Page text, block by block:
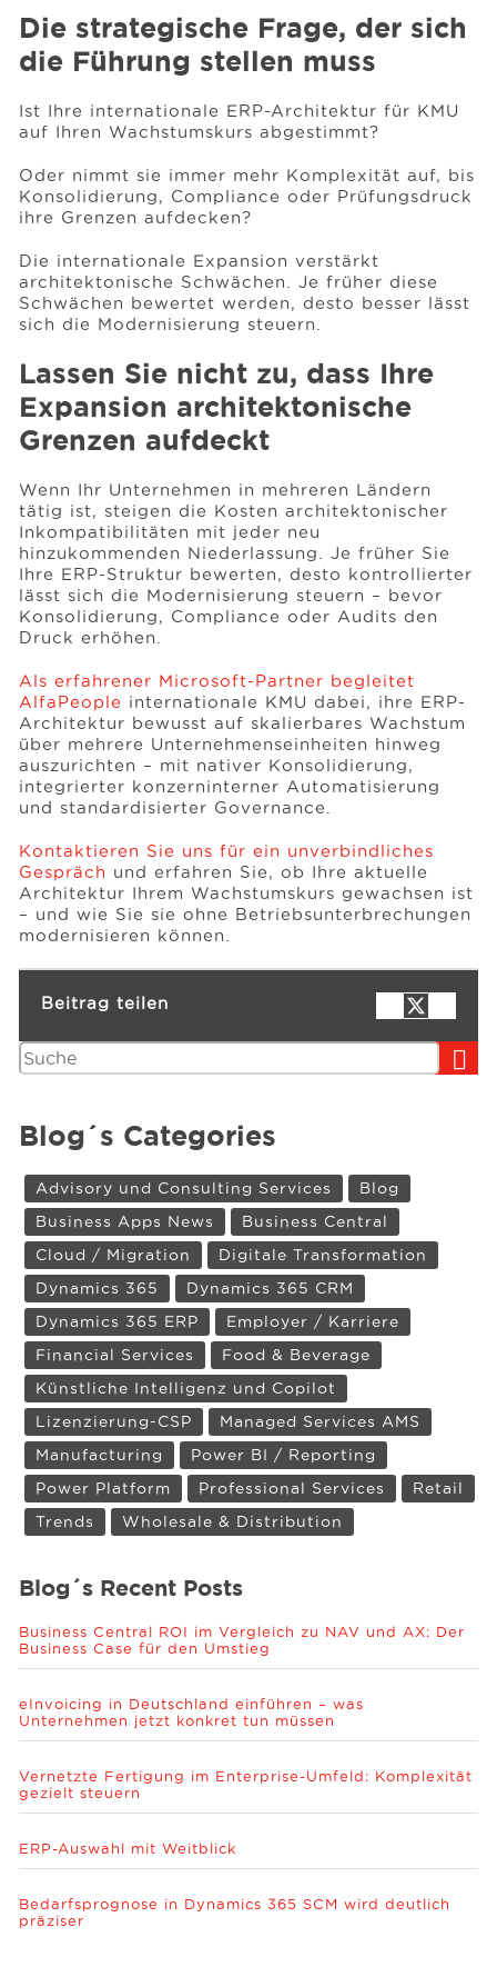
Die strategische Frage, der sich
die Führung stellen muss
Ist Ihre internationale ERP-Architektur für KMU
auf Ihren Wachstumskurs abgestimmt?
Oder nimmt sie immer mehr Komplexität auf, bis
Konsolidierung, Compliance oder Prüfungsdruck
ihre Grenzen aufdecken?
Die internationale Expansion verstärkt
architektonische Schwächen. Je früher diese
Schwächen bewertet werden, desto besser lässt
sich die Modernisierung steuern.
Lassen Sie nicht zu, dass Ihre
Expansion architektonische
Grenzen aufdeckt
Wenn Ihr Unternehmen in mehreren Ländern
tätig ist, steigen die Kosten architektonischer
Inkompatibilitäten mit jeder neu
hinzukommenden Niederlassung. Je früher Sie
Ihre ERP-Struktur bewerten, desto kontrollierter
lässt sich die Modernisierung steuern – bevor
Konsolidierung, Compliance oder Audits den
Druck erhöhen.
Als erfahrener Microsoft-Partner begleitet
AlfaPeople internationale KMU dabei, ihre ERP-
Architektur bewusst auf skalierbares Wachstum
über mehrere Unternehmenseinheiten hinweg
auszurichten – mit nativer Konsolidierung,
integrierter konzerninterner Automatisierung
und standardisierter Governance.
Kontaktieren Sie uns für ein unverbindliches
Gespräch und erfahren Sie, ob Ihre aktuelle
Architektur Ihrem Wachstumskurs gewachsen ist
– und wie Sie sie ohne Betriebsunterbrechungen
modernisieren können.
Beitrag teilen
Suchen
Blog´s Categories
Advisory und Consulting Services
Blog
Business Apps News
Business Central
Cloud / Migration
Digitale Transformation
Dynamics 365
Dynamics 365 CRM
Dynamics 365 ERP
Employer / Karriere
Financial Services
Food & Beverage
Künstliche Intelligenz und Copilot
Lizenzierung-CSP
Managed Services AMS
Manufacturing
Power BI / Reporting
Power Platform
Professional Services
Retail
Trends
Wholesale & Distribution
Blog´s Recent Posts
Business Central ROI im Vergleich zu NAV und AX: Der
Business Case für den Umstieg
eInvoicing in Deutschland einführen – was
Unternehmen jetzt konkret tun müssen
Vernetzte Fertigung im Enterprise-Umfeld: Komplexität
gezielt steuern
ERP-Auswahl mit Weitblick
Bedarfsprognose in Dynamics 365 SCM wird deutlich
präziser